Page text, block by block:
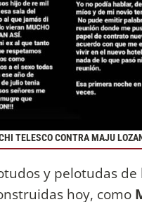
TELESCO CONTRA MAJU
y pelotudas
hoy, como